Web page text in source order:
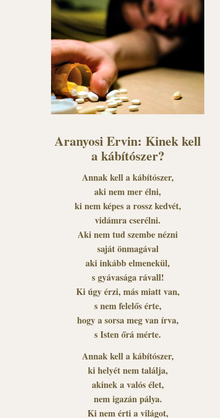
Aranyosi Ervin: Kinek kell
a kábítószer?
Annak kell a kábítószer,
aki nem mer élni,
ki nem képes a rossz kedvét,
vidámra cserélni.
Aki nem tud szembe nézni
saját önmagával
aki inkább elmenekül,
s gyávasága rávall!
Ki úgy érzi, más miatt van,
s nem felelős érte,
hogy a sorsa meg van írva,
s Isten őrá mérte.
Annak kell a kábítószer,
ki helyét nem találja,
akinek a valós élet,
nem igazán pálya.
Ki nem érti a világot,